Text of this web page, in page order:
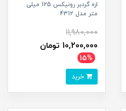
اره گردبر رونیکس 125 میلی
متر مدل 4312
11,980,000
10,200,000 تومان
15%